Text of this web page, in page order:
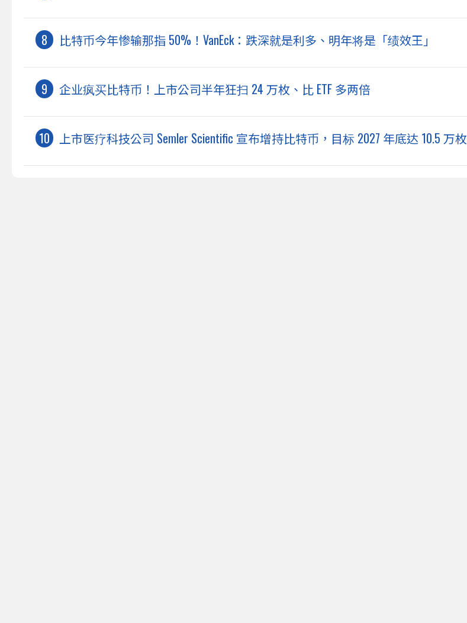
比特币今年惨输那指 50%！VanEck：跌深就是利多、明年将是「绩效王」
企业疯买比特币！上市公司半年狂扫 24 万枚、比 ETF 多两倍
上市医疗科技公司 Semler Scientific 宣布增持比特币，目标 2027 年底达 10.5 万枚